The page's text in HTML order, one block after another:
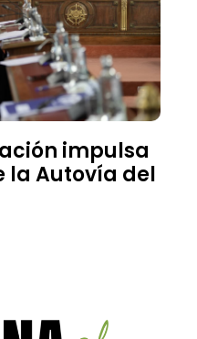
impulsa
la Autovía del